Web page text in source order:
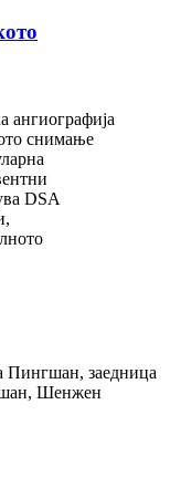
ангиографија
снимање
DSA
Пингшан, заедница
Шенжен